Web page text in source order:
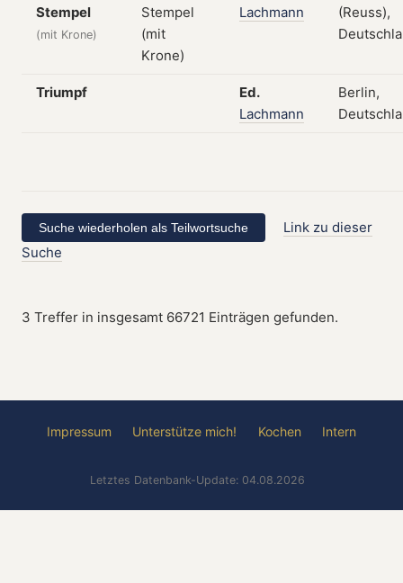
Stempel
(mit Krone)
Lachmann
(Reuss),
Triumpf
Ed.
Lachmann
Berlin,
Link zu dieser
Suche
3 Treffer in insgesamt 66721 Einträgen gefunden.
Impressum Unterstütze mich! Kochen Intern
Letztes Datenbank-Update: 04.08.2026